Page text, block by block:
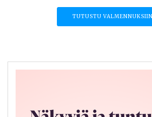
TUTUSTU VALMENNUKSIIN